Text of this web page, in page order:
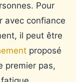
Pour
avec confiance
il peut être
proposé
premier pas,